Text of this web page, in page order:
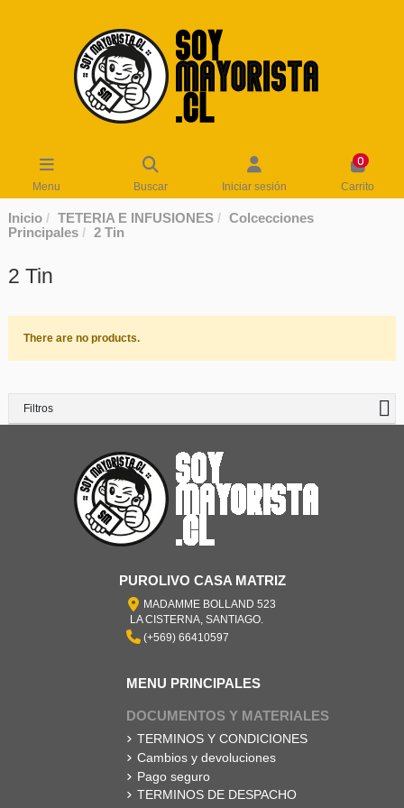
Menu Buscar Iniciar sesión
0
Carrito
Inicio TETERIA E INFUSIONES
Colcecciones
Principales
2 Tin
2 Tin
There are no products.
Filtros
PUROLIVO CASA MATRIZ
MADAMME BOLLAND 523
LA CISTERNA, SANTIAGO.
(+569) 66410597
MENU PRINCIPALES
DOCUMENTOS Y MATERIALES
TERMINOS Y CONDICIONES
Cambios y devoluciones
Pago seguro
TERMINOS DE DESPACHO